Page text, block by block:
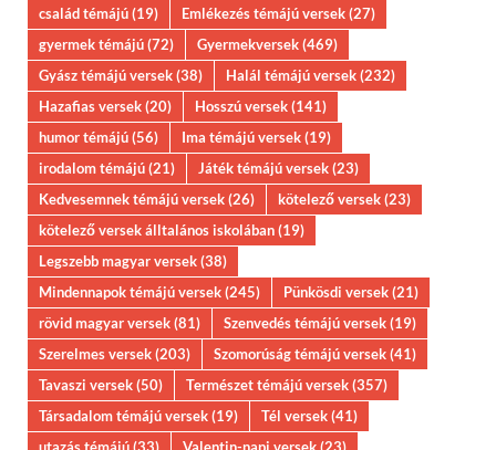
család témájú(19) Emlékezés témájú versek(27)
gyermek témájú(72) Gyermekversek(469)
Gyász témájú versek(38) Halál témájú versek(232)
Hazafias versek(20) Hosszú versek(141)
humor témájú(56) Ima témájú versek(19)
irodalom témájú(21) Játék témájú versek(23)
Kedvesemnek témájú versek(26) kötelező versek(23)
kötelező versek álltalános iskolában(19)
Legszebb magyar versek(38)
Mindennapok témájú versek(245) Pünkösdi versek(21)
rövid magyar versek(81) Szenvedés témájú versek(19)
Szerelmes versek(203) Szomorúság témájú versek(41)
Tavaszi versek(50) Természet témájú versek(357)
Társadalom témájú versek(19) Tél versek(41)